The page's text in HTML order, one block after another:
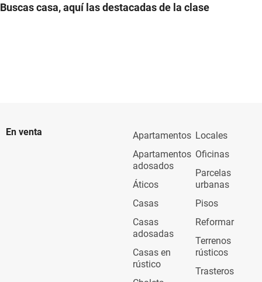
Buscas casa, aquí las destacadas de la clase
En venta
Apartamentos
Apartamentos
adosados
Áticos
Casas
Casas
adosadas
Casas en
rústico
Locales
Oficinas
Parcelas
urbanas
Pisos
Reformar
Terrenos
rústicos
Trasteros